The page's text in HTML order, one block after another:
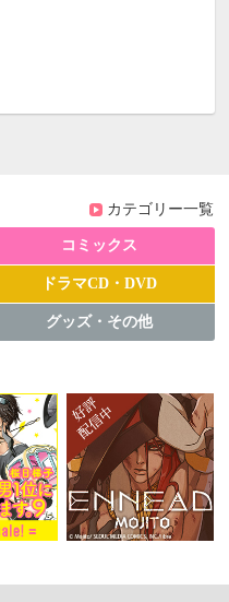
カテゴリー一覧
コミックス
ドラマCD・DVD
グッズ・その他